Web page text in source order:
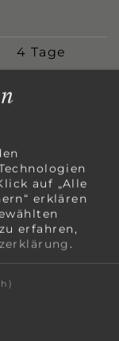
4 Tage
4 Tage
auf „Alle
erklären
erfahren,
.